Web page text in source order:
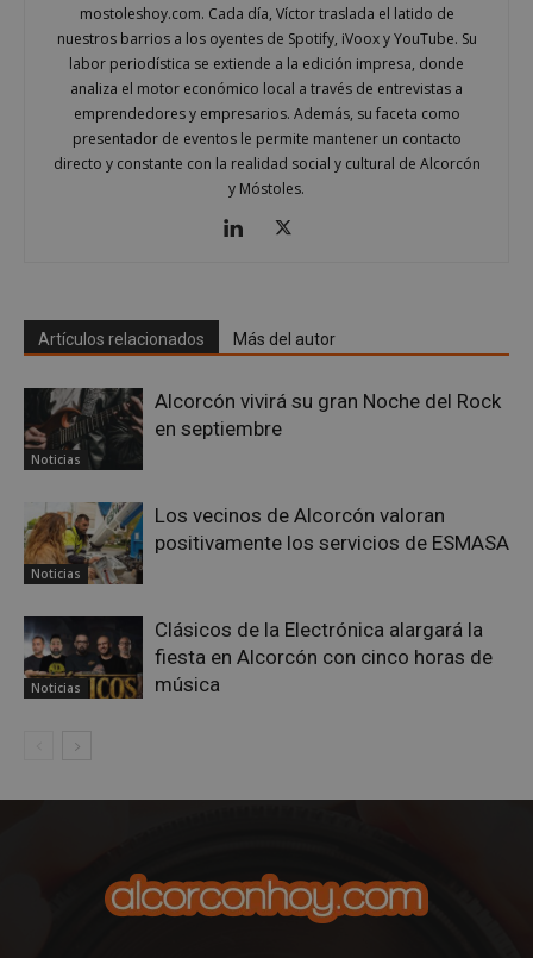
mostoleshoy.com. Cada día, Víctor traslada el latido de
nuestros barrios a los oyentes de Spotify, iVoox y YouTube. Su
labor periodística se extiende a la edición impresa, donde
analiza el motor económico local a través de entrevistas a
emprendedores y empresarios. Además, su faceta como
presentador de eventos le permite mantener un contacto
directo y constante con la realidad social y cultural de Alcorcón
y Móstoles.
Artículos relacionados Más del autor
Noticias
Alcorcón vivirá su gran Noche del Rock
en septiembre
Noticias
Los vecinos de Alcorcón valoran
positivamente los servicios de ESMASA
Noticias
Clásicos de la Electrónica alargará la
fiesta en Alcorcón con cinco horas de
música
sp_landing
VISITOR_PRIVACY_METADATA
YouTube
.youtube.com
Google
Privacy Policy